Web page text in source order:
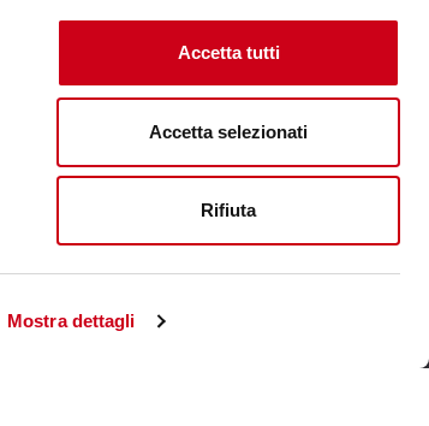
Mostra dettagli
Accetta tutti
Accetta selezionati
Rifiuta
Unternehmenswebsite aufsuchen